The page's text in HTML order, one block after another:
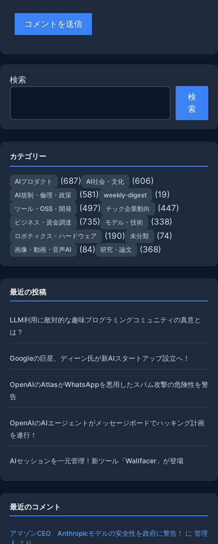
検索
検
索
カテゴリー
AIプロダクト (687) AI社会・文化 (606)
AI規制・倫理・政策 (581) weekly-digest (19)
ツール・OSS・開発 (497) テック企業動向 (447)
ビジネス・資金調達 (735) モデル・技術 (338)
ロボティクス・ハードウェア (190) 未分類 (74)
画像・動画・音声AI (84) 研究・論文 (368)
最近の投稿
LLM利用に敵対的な趣味プログラミングコミュニティの真意と
は？
Googleの巨星、ディーン氏が新AIスタートアップ設立へ！
OpenAIのAtlasがWhatsAppを悪用したスパム攻撃の危険性を警
告
OpenAIのAIエージェントがメッセージボードでハッキング計画
を遂行！
AIセッションを一元管理！新ツール「Wallfacer」が登場
最近のコメント
アマゾンCEO、Anthropicモデルの安全性を政府に警告！ に 管理